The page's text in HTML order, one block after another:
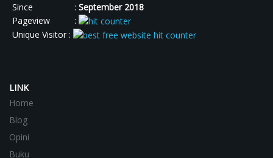
Since : September 2018
Pageview :
Unique Visitor :
LINK
Home
Blog
Opini
Buku